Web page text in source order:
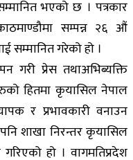
भएको छ । पत्रकार
सम्पन्न २६ औं
सम्मानित गरेको हो ।
गरी प्रेस तथाअभिब्यक्ति
हितमा कृयासिल नेपाल
र प्रभावकारी वनाउन
शाखा निरन्तर कृयासिल
हो । वागमतिप्रदेश